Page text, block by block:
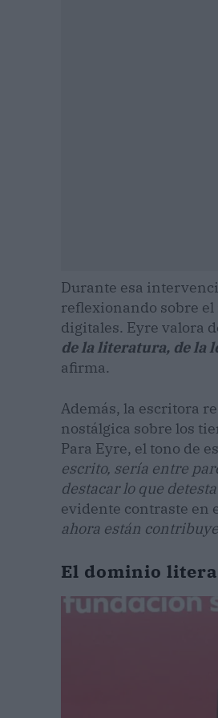
Durante esa
reflexionando sobre
digitales. Eyre valora
de la literatura, de la
afirma.
Además, la escritora
nostálgica sobre los
Para Eyre, el tono de
escrito, sería entre
destacar lo que
evidente contraste en
ahora están
El dominio